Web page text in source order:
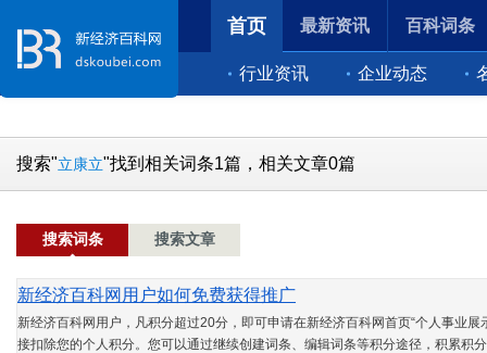
首页
行业资讯 企业动态
最新资讯 百科词条
搜索"立康立"找到相关词条1篇，相关文章0篇
搜索词条 搜索文章
新经济百科网用户如何免费获得推广
新经济百科网用户，凡积分超过20分，即可申请在新经济百科网首页“个人事业
接扣除您的个人积分。您可以通过继续创建词条、编辑词条等积分途径，积累积